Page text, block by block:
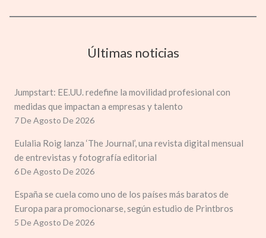
Últimas noticias
Jumpstart: EE.UU. redefine la movilidad profesional con
medidas que impactan a empresas y talento
7 De Agosto De 2026
Eulalia Roig lanza ‘The Journal’, una revista digital mensual
de entrevistas y fotografía editorial
6 De Agosto De 2026
España se cuela como uno de los países más baratos de
Europa para promocionarse, según estudio de Printbros
5 De Agosto De 2026